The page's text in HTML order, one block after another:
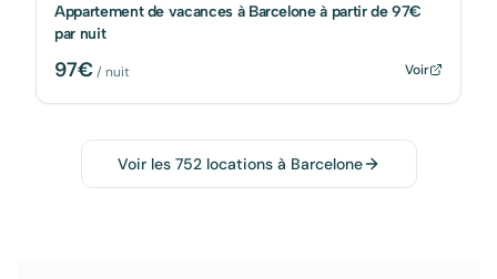
Appartement de vacances à Barcelone à partir de 97€
par nuit
97€/ nuit Voir
Voir les 752locations à Barcelone